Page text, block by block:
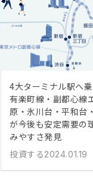
4大ターミナル駅へ
有楽町線・副都心線
原・氷川台・平和台
が今後も安定需要の
みやすさ発見
投資する2024.01.19